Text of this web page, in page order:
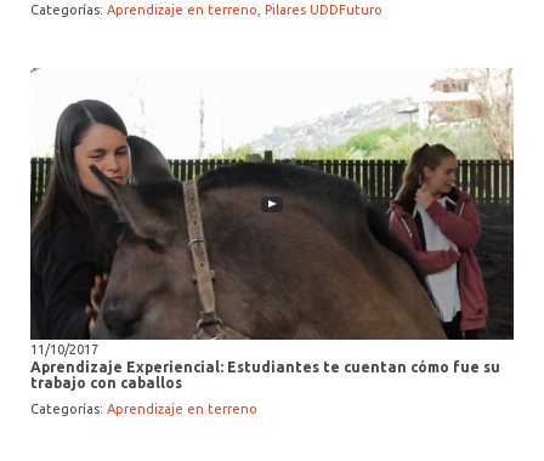
Categorías: Aprendizaje en terreno Pilares UDDFuturo
11/10/2017
Aprendizaje Experiencial: Estudiantes te cuentan cómo fue su
trabajo con caballos
Categorías: Aprendizaje en terreno